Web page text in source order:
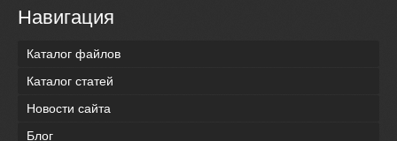
Навигация
Каталог файлов
Каталог статей
Новости сайта
Блог